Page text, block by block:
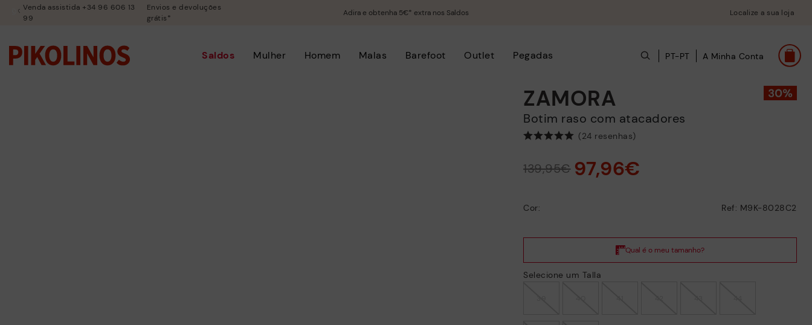
Venda assistida +34 96 606 13
99
Envios e devoluções
grátis*
Adira e obtenha 5€* extra nos Saldos Localize a sua loja
Saldos Mulher Homem Malas Barefoot Outlet Pegadas PT-PT A Minha Conta
ZAMORA
Botim raso com atacadores
(24 resenhas)
139,95€ 97,96€
Cor: Ref: M9K-8028C2
Selecione um Talla